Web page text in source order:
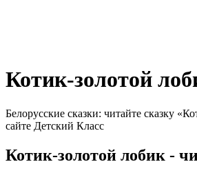
Котик-золотой
Белорусские сказки: читайте сказку
сайте Детский Класс
Котик-золотой лобик -